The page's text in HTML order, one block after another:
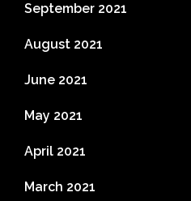
September 2021
August 2021
June 2021
May 2021
April 2021
March 2021